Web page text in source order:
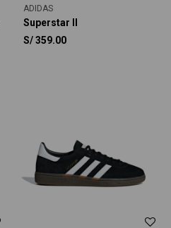
ADIDAS
Superstar II
S/359.00